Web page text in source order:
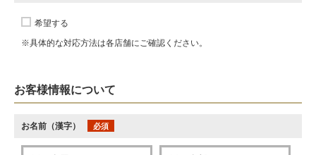
希望する
※具体的な対応方法は各店舗にご確認ください。
お客様情報について
お名前（漢字） 必須